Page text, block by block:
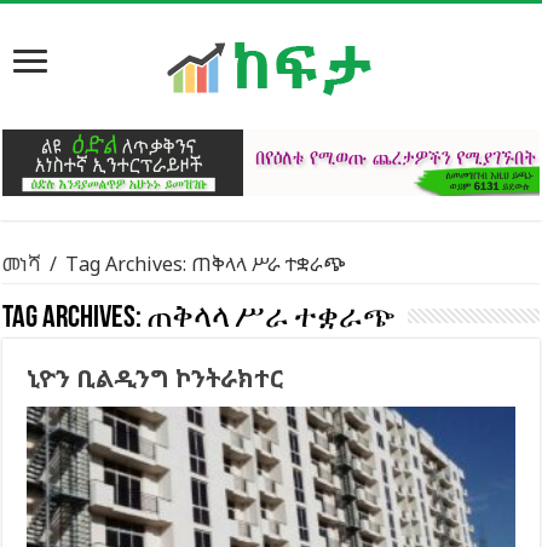
መነሻ / Tag Archives: ጠቅላላ ሥራ ተቋራጭ
Tag Archives: ጠቅላላ ሥራ ተቋራጭ
ኒዮን ቢልዲንግ ኮንትራክተር